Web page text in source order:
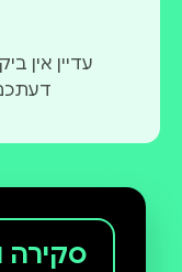
עדיין אין
סקירה